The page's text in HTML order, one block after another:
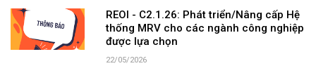
REOI - C2.1.26: Phát triển/Nâng cấp Hệ
thống MRV cho các ngành công nghiệp
được lựa chọn
22/05/2026